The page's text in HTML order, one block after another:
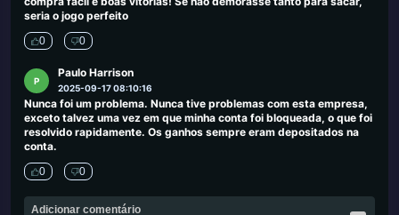
seria o jogo perfeito
0 0
P
Paulo Harrison
2025-09-17 08:10:16
Nunca foi um problema. Nunca tive problemas com esta empresa,
exceto talvez uma vez em que minha conta foi bloqueada, o que foi
resolvido rapidamente. Os ganhos sempre eram depositados na
conta.
0 0